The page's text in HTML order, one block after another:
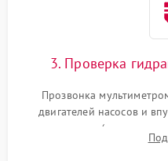
3. Проверка
Прозвонка
двигателей насосов и
прессостата (датчика
концевика дверцы и